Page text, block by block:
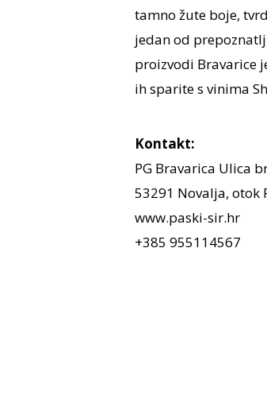
tamno žute boje,
jedan od
proizvodi Bravarice
ih sparite s vinima
Kontakt:
PG Bravarica Ulica
53291 Novalja, otok
www.paski-sir.hr
+385 955114567